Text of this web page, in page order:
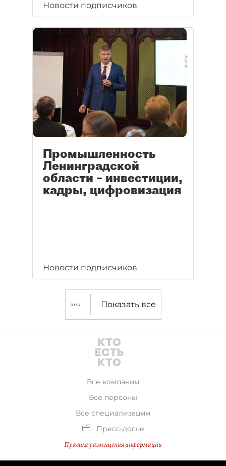
Новости подписчиков
Промышленность
Ленинградской
области – инвестиции,
кадры, цифровизация
Новости подписчиков
Показать все
Все компании
Все персоны
Все специализации
Пресс-досье
Правила размещения информации